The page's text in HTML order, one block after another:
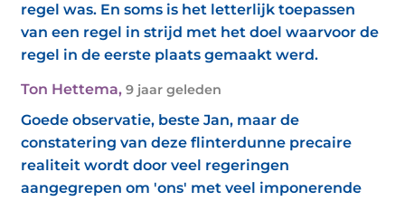
regel was. En soms is het letterlijk toepassen
van een regel in strijd met het doel waarvoor de
regel in de eerste plaats gemaakt werd.
Ton Hettema, 9 jaar geleden
Goede observatie, beste Jan, maar de
constatering van deze flinterdunne precaire
realiteit wordt door veel regeringen
aangegrepen om 'ons' met veel imponerende